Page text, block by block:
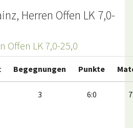
Herren Offen LK 7,0-
Offen LK 7,0-25,0
Begegnungen Punkte
3 6:0